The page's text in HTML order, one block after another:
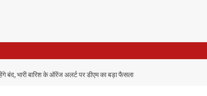
भारी बारिश के ऑरेंज अलर्ट पर डीएम का बड़ा फैसला